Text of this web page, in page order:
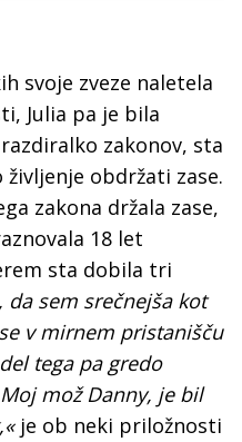
svoje zveze naletela
Julia pa je bila
zakonov, sta
življenje obdržati zase.
zakona držala zase,
18 let
sta dobila tri
da sem srečnejša kot
v mirnem pristanišču
tega pa gredo
mož Danny, je bil
je ob neki priložnosti